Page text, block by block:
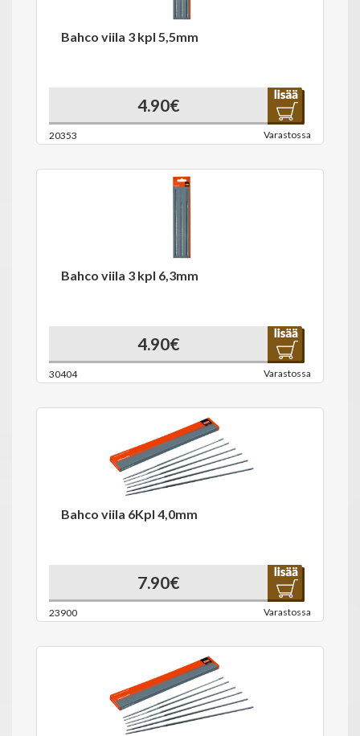
Bahco viila 3 kpl 5,5mm
4.90€
20353 Varastossa
Bahco viila 3 kpl 6,3mm
4.90€
30404 Varastossa
Bahco viila 6Kpl 4,0mm
7.90€
23900 Varastossa